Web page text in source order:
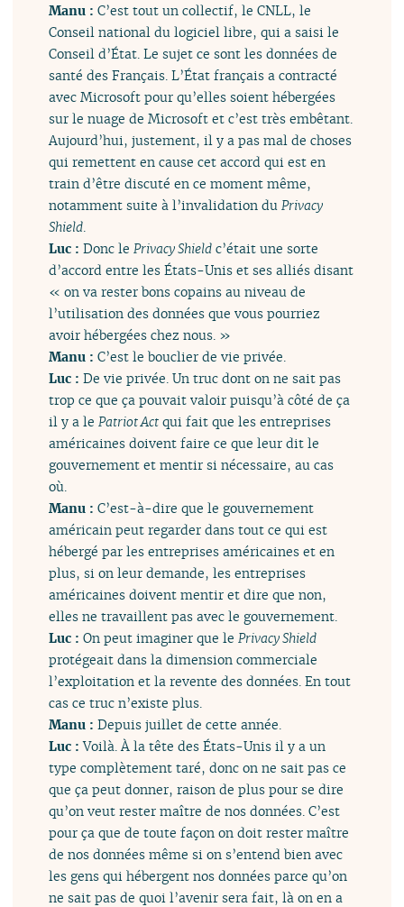
Manu :C’est tout un collectif, le CNLL, le
Conseil national du logiciel libre, qui a saisi le
Conseil d’État. Le sujet ce sont les données de
santé des Français. L’État français a contracté
avec Microsoft pour qu’elles soient hébergées
sur le nuage de Microsoft et c’est très embêtant.
Aujourd’hui, justement, il y a pas mal de choses
qui remettent en cause cet accord qui est en
train d’être discuté en ce moment même,
notamment suite à l’invalidation du Privacy
Shield
Luc :Donc le Privacy Shield c’était une sorte
d’accord entre les États-Unis et ses alliés disant
« on va rester bons copains au niveau de
l’utilisation des données que vous pourriez
avoir hébergées chez nous. »
Manu :C’est le bouclier de vie privée.
Luc :De vie privée. Un truc dont on ne sait pas
trop ce que ça pouvait valoir puisqu’à côté de ça
il y a le Patriot Act qui fait que les entreprises
américaines doivent faire ce que leur dit le
gouvernement et mentir si nécessaire, au cas
où.
Manu :C’est-à-dire que le gouvernement
américain peut regarder dans tout ce qui est
hébergé par les entreprises américaines et en
plus, si on leur demande, les entreprises
américaines doivent mentir et dire que non,
elles ne travaillent pas avec le gouvernement.
Luc :On peut imaginer que le Privacy Shield
protégeait dans la dimension commerciale
l’exploitation et la revente des données. En tout
cas ce truc n’existe plus.
Manu :Depuis juillet de cette année.
Luc :Voilà. À la tête des États-Unis il y a un
type complètement taré, donc on ne sait pas ce
que ça peut donner, raison de plus pour se dire
qu’on veut rester maître de nos données. C’est
pour ça que de toute façon on doit rester maître
de nos données même si on s’entend bien avec
les gens qui hébergent nos données parce qu’on
ne sait pas de quoi l’avenir sera fait, là on en a